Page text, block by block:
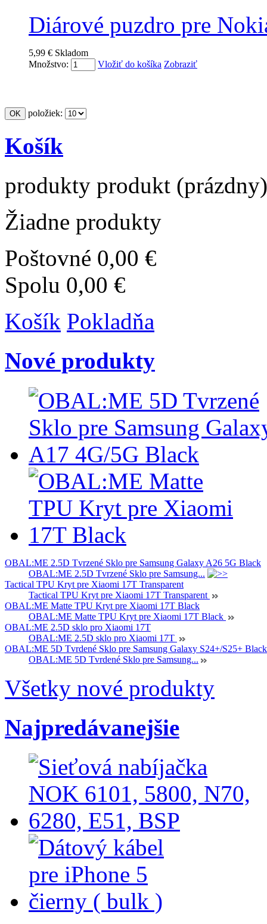
Diárové puzdro pre
5,99 € Skladom
Množstvo:
Vložiť do košíka Zobraziť
položiek:
Košík
produkty produkt (prázdny)
Žiadne produkty
Poštovné 0,00 €
Spolu 0,00 €
Košík Pokladňa
Nové produkty
OBAL:ME 2.5D Tvrzené Sklo pre Samsung Galaxy A26 5G Black
OBAL:ME 2.5D Tvrzené Sklo pre Samsung...
Tactical TPU Kryt pre Xiaomi 17T Transparent
Tactical TPU Kryt pre Xiaomi 17T Transparent
OBAL:ME Matte TPU Kryt pre Xiaomi 17T Black
OBAL:ME Matte TPU Kryt pre Xiaomi 17T Black
OBAL:ME 2.5D sklo pro Xiaomi 17T
OBAL:ME 2.5D sklo pro Xiaomi 17T
OBAL:ME 5D Tvrdené Sklo pre Samsung Galaxy S24+/S25+ Black
OBAL:ME 5D Tvrdené Sklo pre Samsung...
Všetky nové produkty
Najpredávanejšie